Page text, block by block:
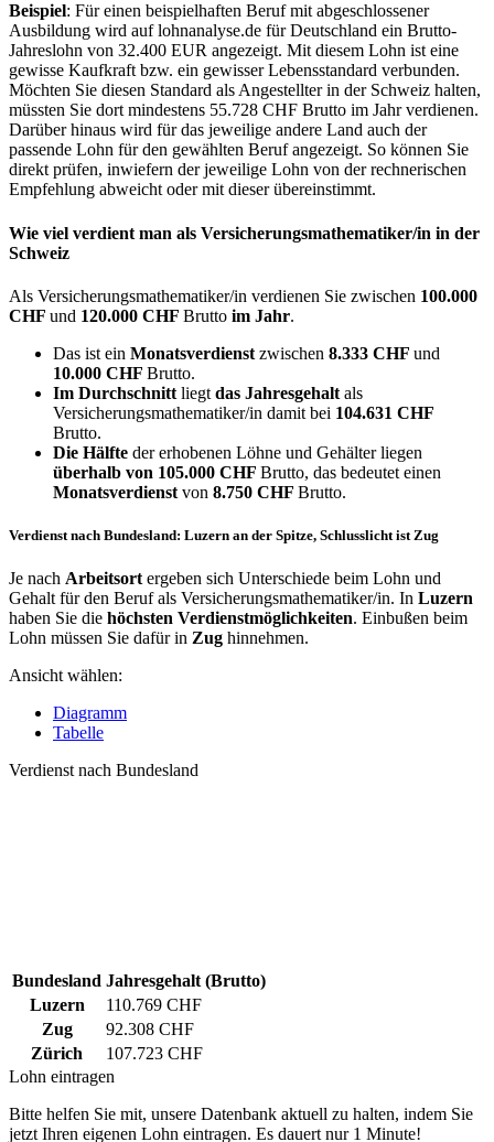
Beispiel: Für einen beispielhaften Beruf mit abgeschlossener
Ausbildung wird auf lohnanalyse.de für Deutschland ein Brutto-
Jahreslohn von 32.400 EUR angezeigt. Mit diesem Lohn ist eine
gewisse Kaufkraft bzw. ein gewisser Lebensstandard verbunden.
Möchten Sie diesen Standard als Angestellter in der Schweiz halten,
müssten Sie dort mindestens 55.728 CHF Brutto im Jahr verdienen.
Darüber hinaus wird für das jeweilige andere Land auch der
passende Lohn für den gewählten Beruf angezeigt. So können Sie
direkt prüfen, inwiefern der jeweilige Lohn von der rechnerischen
Empfehlung abweicht oder mit dieser übereinstimmt.
Wie viel verdient man als Versicherungsmathematiker/in in der
Schweiz
Als Versicherungsmathematiker/in verdienen Sie zwischen 100.000
CHF und 120.000 CHF Brutto im Jahr.
Das ist ein Monatsverdienst zwischen 8.333 CHF und
10.000 CHF Brutto.
Im Durchschnitt liegt das Jahresgehalt als
Versicherungsmathematiker/in damit bei 104.631 CHF
Brutto.
Die Hälfte der erhobenen Löhne und Gehälter liegen
überhalb von 105.000 CHF Brutto, das bedeutet einen
Monatsverdienst von 8.750 CHF Brutto.
Verdienst nach Bundesland: Luzern an der Spitze, Schlusslicht ist Zug
Je nach Arbeitsort ergeben sich Unterschiede beim Lohn und
Gehalt für den Beruf als Versicherungsmathematiker/in. In Luzern
haben Sie die höchsten Verdienstmöglichkeiten. Einbußen beim
Lohn müssen Sie dafür in Zug hinnehmen.
Ansicht wählen:
Diagramm
Tabelle
Verdienst nach Bundesland
Bundesland Jahresgehalt (Brutto)
Luzern
110.769 CHF
Zug
92.308 CHF
Zürich
107.723 CHF
Lohn eintragen
Bitte helfen Sie mit, unsere Datenbank aktuell zu halten, indem Sie
jetzt Ihren eigenen Lohn eintragen. Es dauert nur 1 Minute!